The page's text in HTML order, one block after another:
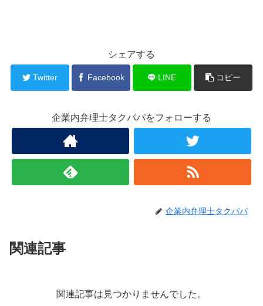
シェアする
Twitter Facebook LINE コピー
企業内弁理士タクパパをフォローする
企業内弁理士タクパパ
関連記事
関連記事は見つかりませんでした。